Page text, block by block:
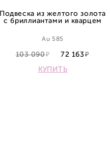
Подвеска из желтого золота
с бриллиантами и кварцем
Au 585
103 090
72 163
КУПИТЬ